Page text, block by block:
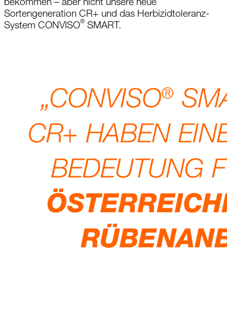
bekommen – aber nicht unsere neue
Sortengeneration CR+ und das Herbizidtoleranz-
System CONVISO® SMART.